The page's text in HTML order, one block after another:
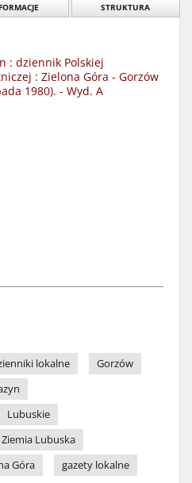
STRUKTURA
: dziennik Polskiej
: Zielona Góra - Gorzów
1980). - Wyd. A
lokalne
Gorzów
Lubuskie
Ziemia Lubuska
Góra
gazety lokalne